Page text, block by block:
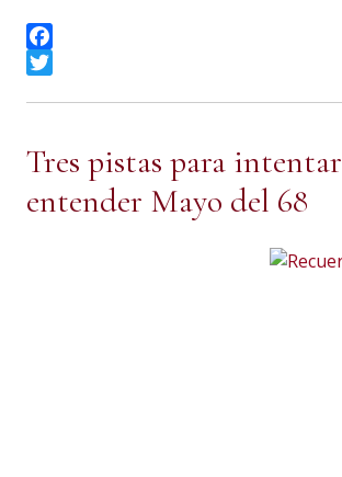
Facebook
Tres pistas para intentar
entender Mayo del 68